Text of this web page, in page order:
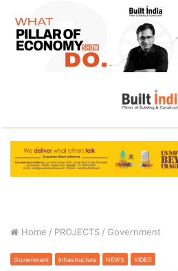
Home / PROJECTS / Government
Government Infrastructure NEWS VIDEO